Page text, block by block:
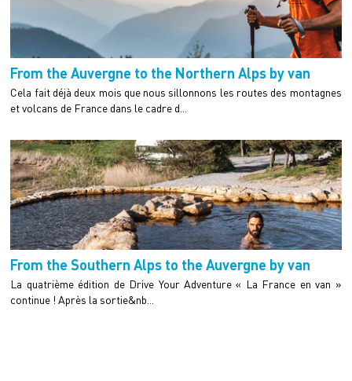
From the Auvergne to the Northern Alps by van
Cela fait déjà deux mois que nous sillonnons les routes des montagnes
et volcans de France dans le cadre d...
From the Southern Alps to the Auvergne by van
La quatrième édition de Drive Your Adventure « La France en van »
continue ! Après la sortie&nb...